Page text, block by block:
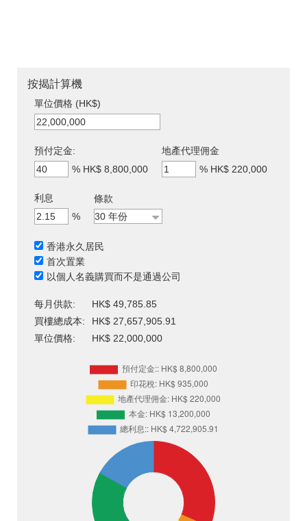
按揭計算機
單位價格 (HK$)
預付定金:
% HK$ 8,800,000
地產代理佣金
% HK$ 220,000
利息
%
條款
香港永久居民
首次置業
以個人名義購買而不是通過公司
每月供款:
HK$ 49,785.85
買樓總成本:
HK$ 27,657,905.91
單位價格:
HK$ 22,000,000